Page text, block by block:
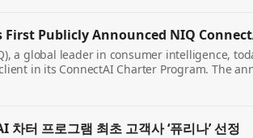
First Publicly Announced NIQ
a global leader in consumer intelligence,
in its ConnectAI Charter Program. The
global organizations across...
터 프로그램 최초 고객사 ‘퓨리나’ 선정